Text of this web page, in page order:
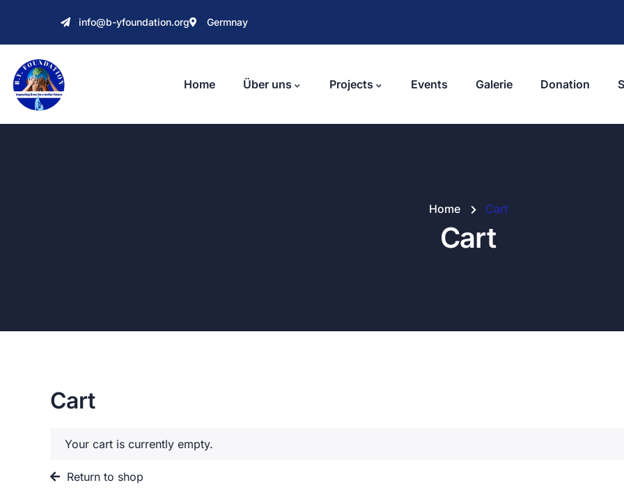
info@b-yfoundation.org Germnay
Home Über uns Projects Events Galerie Donation
Home Cart
Cart
Cart
Your cart is currently empty.
Return to shop